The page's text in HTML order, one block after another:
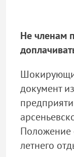
Не членам
документ
Положение
летнего